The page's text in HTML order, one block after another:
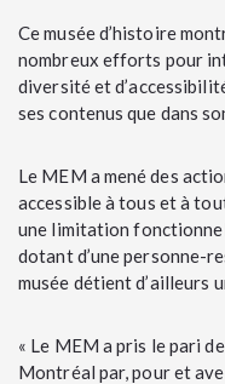
Ce musée d’histoire
nombreux efforts pour
diversité et
ses contenus que dans
Le MEM a mené des
accessible à tous et à
une limitation
dotant d’une personne-
musée détient
« Le MEM a pris le pari
Montréal par, pour et